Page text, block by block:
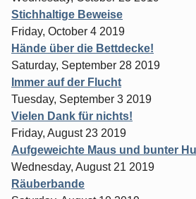
Stichhaltige Beweise
Friday, October 4 2019
Hände über die Bettdecke!
Saturday, September 28 2019
Immer auf der Flucht
Tuesday, September 3 2019
Vielen Dank für nichts!
Friday, August 23 2019
Aufgeweichte Maus und bunter
Wednesday, August 21 2019
Räuberbande